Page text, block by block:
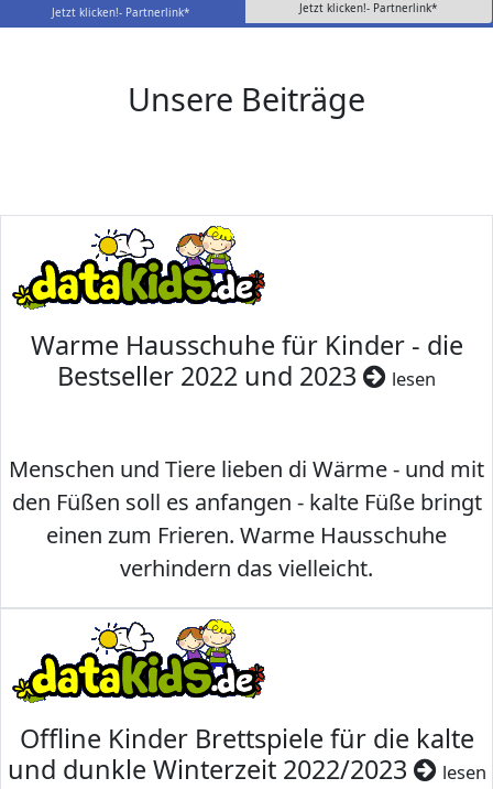
Jetzt klicken!- Partnerlink* Jetzt klicken!- Partnerlink*
Unsere Beiträge
Warme Hausschuhe für Kinder - die
Bestseller 2022 und 2023
lesen
Menschen und Tiere lieben di Wärme - und mit
den Füßen soll es anfangen - kalte Füße bringt
einen zum Frieren. Warme Hausschuhe
verhindern das vielleicht.
Offline Kinder Brettspiele für die kalte
und dunkle Winterzeit 2022/2023
lesen